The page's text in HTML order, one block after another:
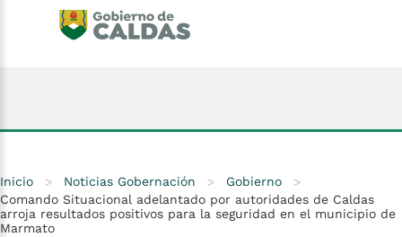
Inicio > Noticias Gobernación > Gobierno
>
Comando Situacional adelantado por autoridades de Caldas
arroja resultados positivos para la seguridad en el municipio de
Marmato